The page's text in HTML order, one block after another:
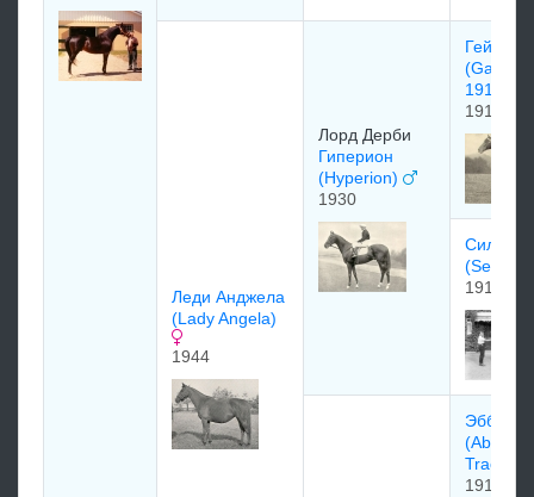
Лeди Анджeла
(Lady Angela)
1944
Лоpд Дepби
Гиперион
(Hyperion)
1930
1915
1915
Силин
(Selene)
1919
Эбботс
(Abbot's
Trace)
1917